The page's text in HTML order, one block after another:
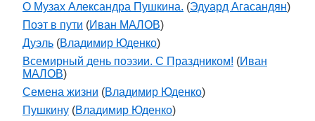
О Музах Александра Пушкина. (Эдуард Агасандян)
Поэт в пути (Иван МАЛОВ)
Дуэль (Владимир Юденко)
Всемирный день поэзии. С Праздником! (Иван
МАЛОВ)
Семена жизни (Владимир Юденко)
Пушкину (Владимир Юденко)